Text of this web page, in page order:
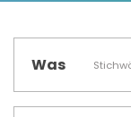
Was